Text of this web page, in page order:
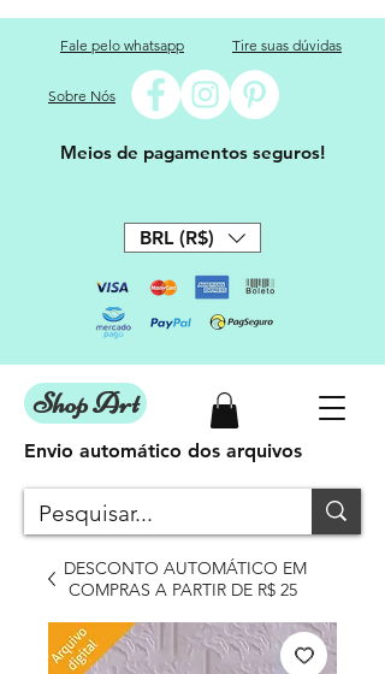
Fale pelo whatsapp Tire suas dúvidas
Sobre Nós
Meios de pagamentos seguros!
BRL (R$)
Shop Art
DESCONTO AUTOMÁTICO EM
COMPRAS A PARTIR DE R$ 25
Envio automático dos arquivos